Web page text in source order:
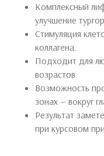
Комплексный
улучшение
Стимуляция
коллагена.
Подходит для
возрастов.
Возможность
зонах — вокруг
Результат
при курсовом